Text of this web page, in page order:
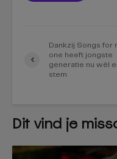
Dankzij Songs for
one heeft jongste
generatie nu wél
stem
Dit vind je